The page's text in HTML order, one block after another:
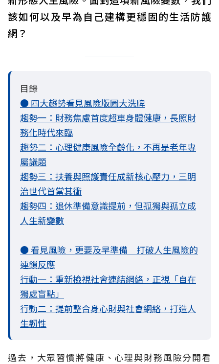
該如何以及早為自己建構更穩固的生活防護
網？
目錄
● 四大趨勢看見風險版圖大洗牌
趨勢一：財務焦慮首度超車身體健康，長照財
務化時代來臨
趨勢二：心理健康風險全齡化，不再是老年專
屬議題
趨勢三：扶養與照護責任成新核心壓力，三明
治世代首當其衝
趨勢四：退休準備意識提前，但孤獨與孤立成
人生新變數
● 看見風險，更要及早準備 打破人生風險的
連鎖反應
行動一：重新檢視社會連結網絡，正視「自在
獨處盲點」
行動二：提前整合身心財與社會網絡，打造人
生韌性
過去，大眾習慣將健康、心理與財務風險分開看